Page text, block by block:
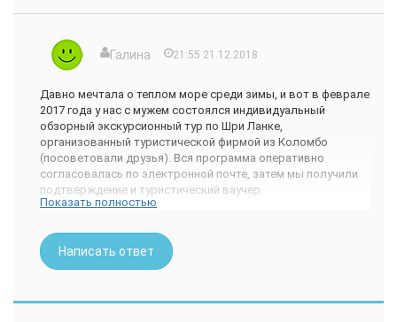
Галина 21:55 21.12.2018
Давно мечтала о теплом море среди зимы, и вот в феврале
2017 года у нас с мужем состоялся индивидуальный
обзорный экскурсионный тур по Шри Ланке,
организованный туристической фирмой из Коломбо
(посоветовали друзья). Вся программа оперативно
согласовалась по электронной почте, затем мы получили
подтверждение и туристический ваучер.
экскурсионным мест. Побывали в Канди, на горе Сигирия, в
пещерном храме Дамбуллы, в Королевском Ботаническом
Саду, в горах Нувара Элия, в лесу Синхараджа, в
Показать полностью
Написать ответ